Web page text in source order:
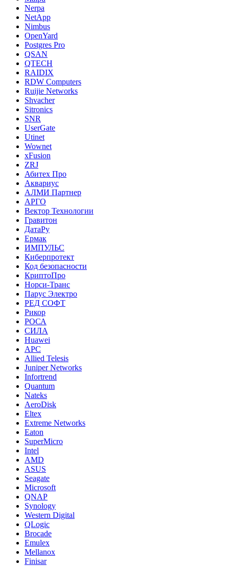
Nerpa
NetApp
Nimbus
OpenYard
Postgres Pro
QSAN
QTECH
RAIDIX
RDW Computers
Ruijie Networks
Shvacher
Sitronics
SNR
UserGate
Utinet
Wownet
xFusion
ZRJ
Абитех Про
Аквариус
АЛМИ Партнер
АРГО
Вектор Технологии
Гравитон
ДатаРу
Ермак
ИМПУЛЬС
Киберпротект
Код безопасности
КриптоПро
Норси-Транс
Парус Электро
РЕД СОФТ
Рикор
РОСА
СИЛА
Huawei
APC
Allied Telesis
Juniper Networks
Infortrend
Quantum
Nateks
AeroDisk
Eltex
Extreme Networks
Eaton
SuperMicro
Intel
AMD
ASUS
Seagate
Microsoft
QNAP
Synology
Western Digital
QLogic
Brocade
Emulex
Mellanox
Finisar